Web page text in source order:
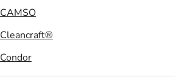
CAMSO
Cleancraft®
Condor